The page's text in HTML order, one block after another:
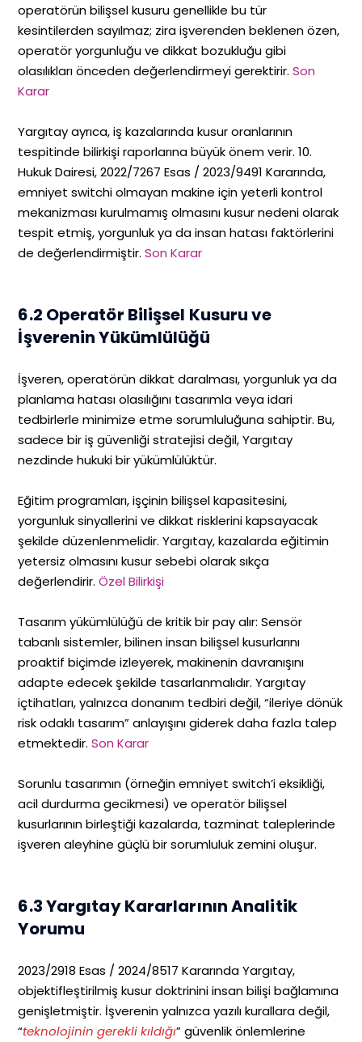
operatörün bilişsel kusuru genellikle bu tür
kesintilerden sayılmaz; zira işverenden beklenen özen,
operatör yorgunluğu ve dikkat bozukluğu gibi
olasılıkları önceden değerlendirmeyi gerektirir.Son
Karar
Yargıtay ayrıca, iş kazalarında kusur oranlarının
tespitinde bilirkişi raporlarına büyük önem verir. 10.
Hukuk Dairesi, 2022/7267 Esas / 2023/9491 Kararında,
emniyet switchi olmayan makine için yeterli kontrol
mekanizması kurulmamış olmasını kusur nedeni olarak
tespit etmiş, yorgunluk ya da insan hatası faktörlerini
de değerlendirmiştir.Son Karar
6.2 Operatör Bilişsel Kusuru ve
İşverenin Yükümlülüğü
İşveren, operatörün dikkat daralması, yorgunluk ya da
planlama hatası olasılığını tasarımla veya idari
tedbirlerle minimize etme sorumluluğuna sahiptir. Bu,
sadece bir iş güvenliği stratejisi değil, Yargıtay
nezdinde hukuki bir yükümlülüktür.
Eğitim programları, işçinin bilişsel kapasitesini,
yorgunluk sinyallerini ve dikkat risklerini kapsayacak
şekilde düzenlenmelidir. Yargıtay, kazalarda eğitimin
yetersiz olmasını kusur sebebi olarak sıkça
değerlendirir.Özel Bilirkişi
Tasarım yükümlülüğü de kritik bir pay alır: Sensör
tabanlı sistemler, bilinen insan bilişsel kusurlarını
proaktif biçimde izleyerek, makinenin davranışını
adapte edecek şekilde tasarlanmalıdır. Yargıtay
içtihatları, yalnızca donanım tedbiri değil, “ileriye dönük
risk odaklı tasarım” anlayışını giderek daha fazla talep
etmektedir.Son Karar
Sorunlu tasarımın (örneğin emniyet switch’i eksikliği,
acil durdurma gecikmesi) ve operatör bilişsel
kusurlarının birleştiği kazalarda, tazminat taleplerinde
işveren aleyhine güçlü bir sorumluluk zemini oluşur.
6.3 Yargıtay Kararlarının Analitik
Yorumu
2023/2918 Esas / 2024/8517 Kararında Yargıtay,
objektifleştirilmiş kusur doktrinini insan bilişi bağlamına
genişletmiştir. İşverenin yalnızca yazılı kurallara değil,
“teknolojinin gerekli kıldığı” güvenlik önlemlerine